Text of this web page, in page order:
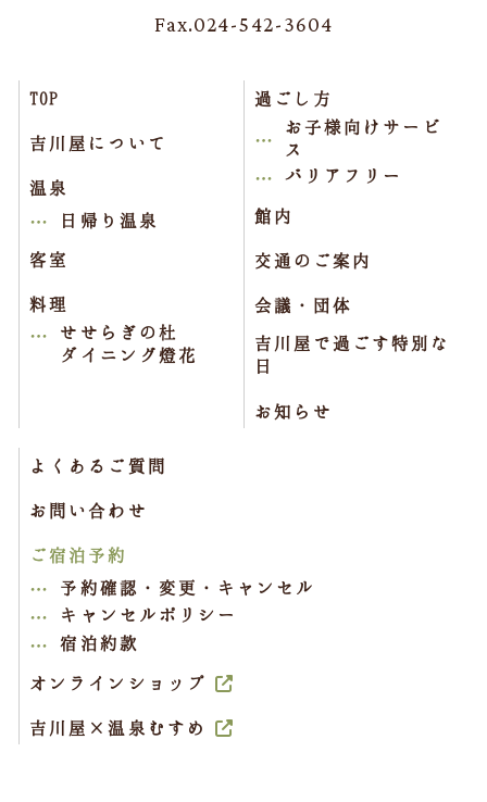
Fax.024-542-3604
TOP
吉川屋について
温泉
日帰り温泉
客室
料理
せせらぎの杜
ダイニング燈花
過ごし方
お子様向けサービ
ス
バリアフリー
館内
交通のご案内
会議・団体
吉川屋で過ごす特別な
日
お知らせ
よくあるご質問
お問い合わせ
ご宿泊予約
予約確認・変更・キャンセル
キャンセルポリシー
宿泊約款
オンラインショップ
吉川屋×温泉むすめ